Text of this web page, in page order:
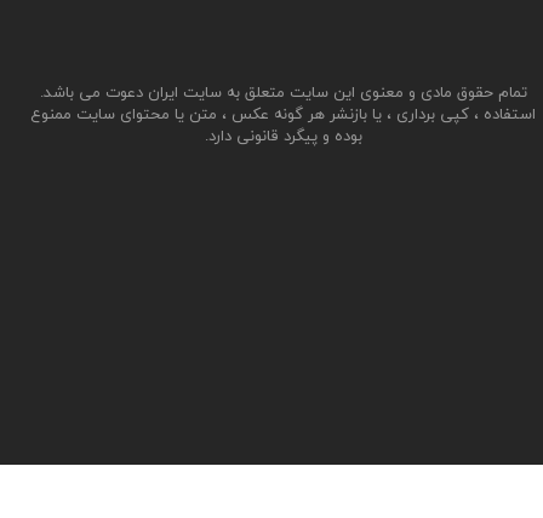
تمام حقوق مادی و معنوی این سایت متعلق به سایت ایران دعوت می باشد.
استفاده ، کپی برداری ، یا بازنشر هر گونه عکس ، متن یا محتوای سایت ممنوع
بوده و پیگرد قانونی دارد.